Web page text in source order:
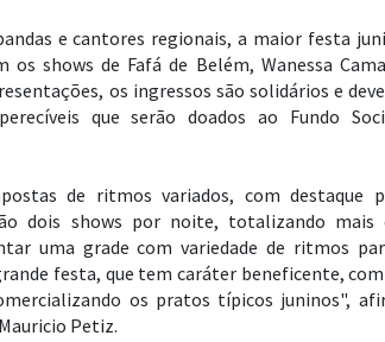
e cantores regionais, a maior festa
os shows de Fafá de Belém, Wanessa
os ingressos são solidários e
que serão doados ao Fundo
de ritmos variados, com destaque
dois shows por noite, totalizando mais
uma grade com variedade de ritmos
festa, que tem caráter beneficente, com
os pratos típicos juninos",
Petiz.